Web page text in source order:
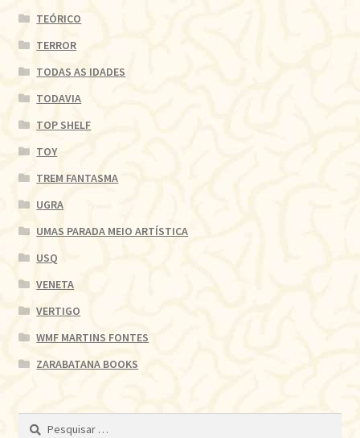
TEÓRICO
TERROR
TODAS AS IDADES
TODAVIA
TOP SHELF
TOY
TREM FANTASMA
UGRA
UMAS PARADA MEIO ARTÍSTICA
USQ
VENETA
VERTIGO
WMF MARTINS FONTES
ZARABATANA BOOKS
Pesquisar